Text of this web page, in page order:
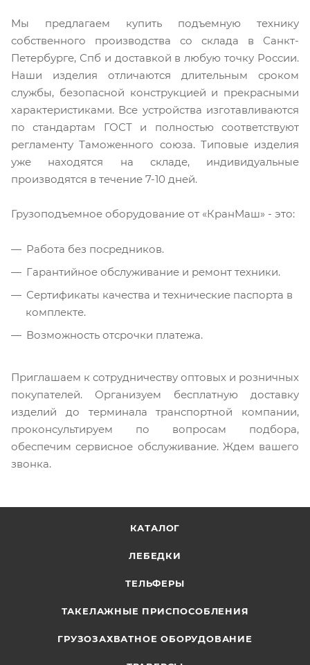
Мы предлагаем купить подъемную технику
собственного производства со склада в Санкт-
Петербурге, Спб и доставкой в любую точку России.
Наши изделия отличаются длительным сроком
службы, безопасной конструкцией и прекрасными
характеристиками. Все устройства изготавливаются
по стандартам ГОСТ и полностью соответствуют
регламенту Таможенного союза. Типовые изделия
уже находятся на складе, индивидуальные
производятся в течение 7-10 дней.
Грузоподъемное оборудование от «КранМаш» - это:
Работа без посредников.
Гарантийное обслуживание и ремонт техники.
Сертификаты качества и технические паспорта в
комплекте.
Возможность отсрочки платежа.
Приглашаем к сотрудничеству оптовых и розничных
покупателей. Организуем бесплатную доставку
изделий до терминала транспортной компании,
проконсультируем по вопросам подбора,
обеспечим сервисное обслуживание. Ждем вашего
звонка.
КАТАЛОГ
ЛЕБЕДКИ
ТЕЛЬФЕРЫ
ТАКЕЛАЖНЫЕ ПРИСПОСОБЛЕНИЯ
ГРУЗОЗАХВАТНОЕ ОБОРУДОВАНИЕ